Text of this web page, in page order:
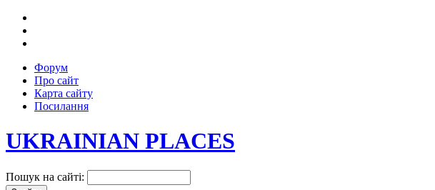
Форум
Про сайт
Карта сайту
Посилання
UKRAINIAN PLACES
Пошук на сайті: